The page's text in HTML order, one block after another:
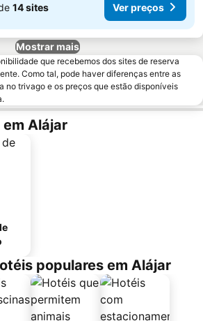
14 sites Ver preços
Mostrar mais
que recebemos dos sites de reserva
Como tal, pode haver diferenças entre as
no trivago e os preços que estão disponíveis
Alájar
populares em Alájar